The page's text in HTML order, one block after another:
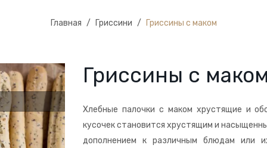
Главная / Гриссини / Гриссины с маком
Гриссины с
Хлебные палочки с маком хрустящие и
кусочек становится хрустящим и
дополнением к различным блюдам или